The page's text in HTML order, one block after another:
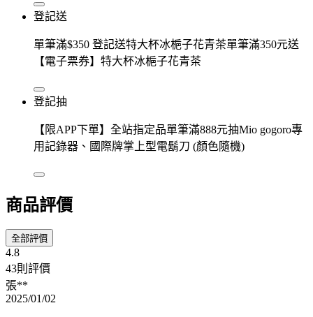
登記送
單筆滿$350 登記送特大杯冰梔子花青茶單筆滿350元送
【電子票券】特大杯冰梔子花青茶
登記抽
【限APP下單】全站指定品單筆滿888元抽Mio gogoro專
用記錄器、國際牌掌上型電鬍刀 (顏色隨機)
商品評價
全部評價
4.8
43則評價
張**
2025/01/02